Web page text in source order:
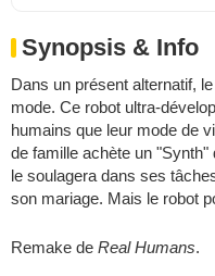
Synopsis & Info
Dans un présent alternatif,
mode. Ce robot ultra-
humains que leur mode de
de famille achète un
le soulagera dans ses
son mariage. Mais le robot
Remake de Real Humans.